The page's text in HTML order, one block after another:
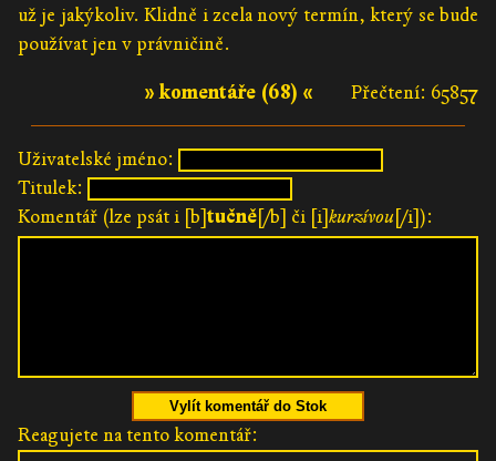
už je jakýkoliv. Klidně i zcela nový termín, který se bude
používat jen v právničině.
Přečtení: 65857
» komentáře (68) «
Uživatelské jméno:
Titulek:
Komentář (lze psát i [b]tučně[/b] či [i]kurzívou[/i]):
Vylít komentář do Stok
Reagujete na tento komentář: